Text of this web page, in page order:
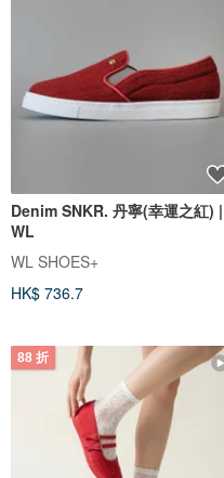
Denim SNKR. 丹寧(幸運之紅) |
WL
WL SHOES+
HK$ 736.7
88 折